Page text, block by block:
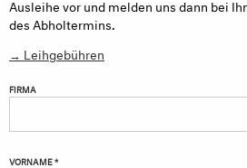
Ausleihe vor und melden uns dann bei
des Abholtermins.
→ Leihgebühren
FIRMA
VORNAME *